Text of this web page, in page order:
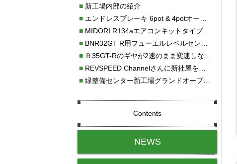
■新工場内部の紹介
■エンドレスブレーキ 6pot & 4potオーバーホール
■MIDORI R134aエアコンキットタイプⅡ取り付け
■BNR32GT-R用フューエルレベルセンサー新発売！！
■Ｒ35GT-Rのギヤが2速のまま変速しない！！
■REVSPEED Channelさんに新社屋を紹介していただきました!!
■緑整備センター新工場グランドオープン・続報
Contents
NEWS